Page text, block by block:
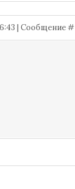
| Сообщение #